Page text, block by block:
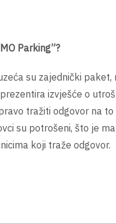
Parking”?
su zajednički
izvješće o
tražiti odgovor na
su potrošeni, što je
koji traže odgovor.